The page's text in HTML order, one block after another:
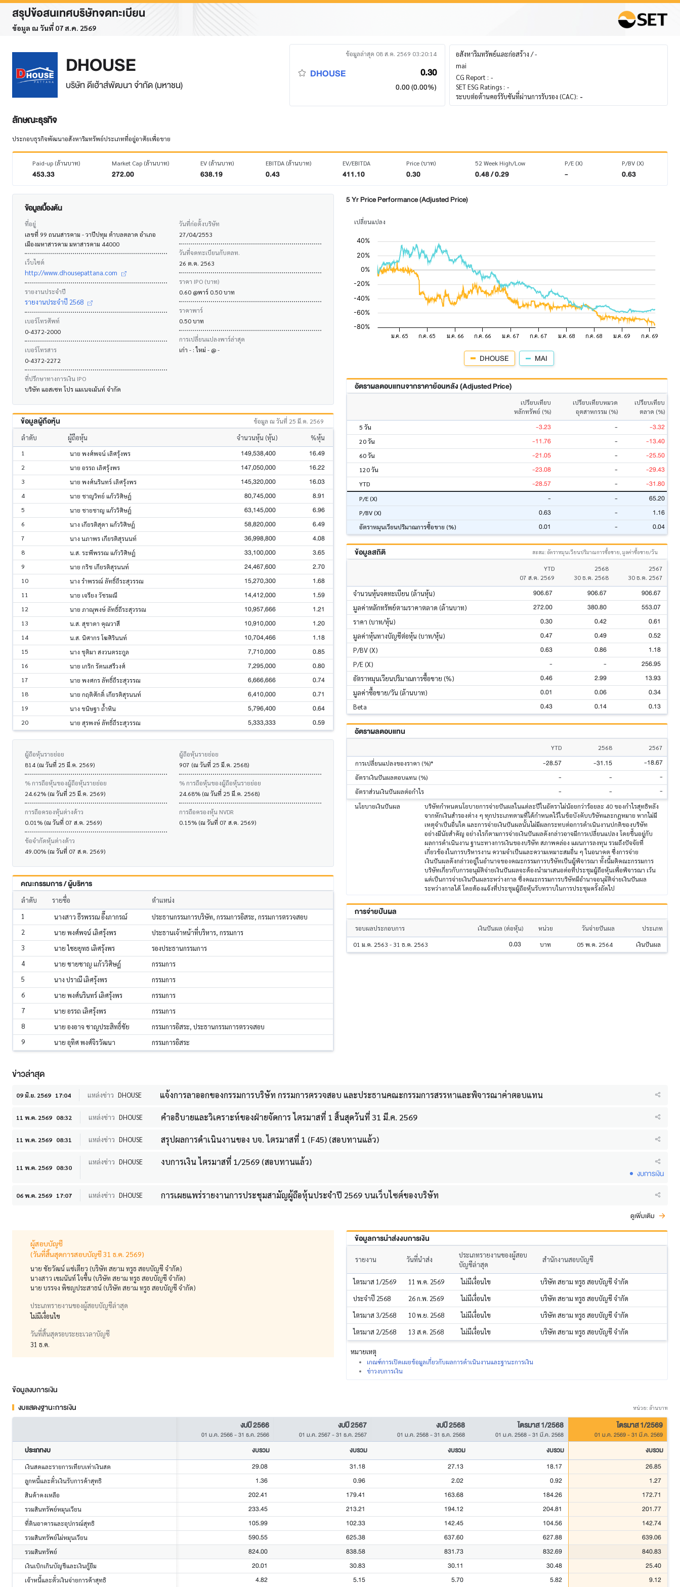
สรุปข้อสนเทศบริษัทจดทะเบียน
ข้อมูล ณ วันที่ 07 ส.ค. 2569
DHOUSE
บริษัท ดีเฮ้าส์พัฒนา จำกัด (มหาชน)
ข้อมูลล่าสุด 08 ส.ค. 2569 03:20:14
DHOUSE 0.30
0.00 (0.00%)
อสังหาริมทรัพย์และก่อสร้าง / -
mai
CG Report : -
SET ESG Ratings : -
ระบบต่อต้านคอร์รับชันที่ผ่านการรับรอง (CAC): -
ลักษณะธุรกิจ
ประกอบธุรกิจพัฒนาอสังหาริมทรัพย์ประเภทที่อยู่อาศัยเพื่อขาย
Paid-up (ล้านบาท)
453.33
Market Cap (ล้านบาท)
272.00
EV (ล้านบาท)
638.19
EBITDA (ล้านบาท)
0.43
EV/EBITDA
411.10
Price (บาท)
0.30
52 Week High/Low
0.48 / 0.29
P/E (X)
-
P/BV (X)
0.63
ข้อมูลเบื้องต้น
ที่อยู่
เลขที่ 99 ถนนสารคาม - วาปีปทุม ตำบลตลาด อำเภอ
เมืองมหาสารคาม มหาสารคาม 44000
เว็บไซต์
http://www.dhousepattana.com
รายงานประจำปี
รายงานประจำปี 2568
เบอร์โทรศัพท์
0-4372-2000
เบอร์โทรสาร
0-4372-2272
ที่ปรึกษาทางการเงิน IPO
บริษัท แอสเซท โปร แมเนจเม้นท์ จำกัด
วันที่ก่อตั้งบริษัท
27/04/2553
วันที่จดทะเบียนกับตลท.
26 ต.ค. 2563
ราคา IPO (บาท)
0.60 @พาร์ 0.50 บาท
ราคาพาร์
0.50 บาท
การเปลี่ยนแปลงพาร์ล่าสุด
เก่า - : ใหม่ - @ -
ข้อมูลผู้ถือหุ้น ข้อมูล ณ วันที่ 25 มี.ค. 2569
ลำดับ ผู้ถือหุ้น จำนวนหุ้น (หุ้น) %หุ้น
1 นาย พงศ์พจน์ เลิศรุ้งพร 149,538,400 16.49
2 นาย อรรถ เลิศรุ้งพร 147,050,000 16.22
3 นาย พงศ์นรินทร์ เลิศรุ้งพร 145,320,000 16.03
4 นาย ชาญวิทย์ แก้ววิศิษฎ์ 80,745,000 8.91
5 นาย ชายชาญ แก้ววิศิษฎ์ 63,145,000 6.96
6 นาง เกียรติสุดา แก้ววิศิษฎ์ 58,820,000 6.49
7 นาง นภาพร เกียรติสุรนนท์ 36,998,800 4.08
8 น.ส. ระพีพรรณ แก้ววิศิษฎ์ 33,100,000 3.65
9 นาย กริช เกียรติสุรนนท์ 24,467,600 2.70
10 นาง รำพรรณ์ ลัทธิ์ถีระสุวรรณ 15,270,300 1.68
11 นาย เจรียง วัชรมณี 14,412,000 1.59
12 นาย ภาณุพงษ์ ลัทธิ์ถีระสุวรรณ 10,957,666 1.21
13 น.ส. สุชาดา คุณวาสี 10,910,000 1.20
14 น.ส. นิศากร โฆศิรินนท์ 10,704,466 1.18
15 นาง ชุติมา สงวนตระกูล 7,710,000 0.85
16 นาย เกริก รัตนเสรีวงศ์ 7,295,000 0.80
17 นาย พงศกร ลัทธิ์ถีระสุวรรณ 6,666,666 0.74
18 นาย กฤติศักดิ์ เกียรติสุรนนท์ 6,410,000 0.71
19 นาง ขนิษฐา ถ้ำหิน 5,796,400 0.64
20 นาย สุรพงษ์ ลัทธิ์ถีระสุวรรณ 5,333,333 0.59
ผู้ถือหุ้นรายย่อย
814 (ณ วันที่ 25 มี.ค. 2569)
% การถือหุ้นของผู้ถือหุ้นรายย่อย
24.62% (ณ วันที่ 25 มี.ค. 2569)
การถือครองหุ้นต่างด้าว
0.01% (ณ วันที่ 07 ส.ค. 2569)
ข้อจำกัดหุ้นต่างด้าว
49.00% (ณ วันที่ 07 ส.ค. 2569)
ผู้ถือหุ้นรายย่อย
907 (ณ วันที่ 25 มี.ค. 2568)
% การถือหุ้นของผู้ถือหุ้นรายย่อย
24.68% (ณ วันที่ 25 มี.ค. 2568)
การถือครองหุ้น NVDR
0.15% (ณ วันที่ 07 ส.ค. 2569)
คณะกรรมการ / ผู้บริหาร
ลำดับ รายชื่อ
ตำแหน่ง
1
นางสาว ธีรพรรณ อึ๊งภากรณ์
ประธานกรรมการบริษัท, กรรมการอิสระ, กรรมการตรวจสอบ
2
นาย พงศ์พจน์ เลิศรุ้งพร
ประธานเจ้าหน้าที่บริหาร, กรรมการ
3
นาย ไชยยุทธ เลิศรุ้งพร
รองประธานกรรมการ
4
นาย ชายชาญ แก้ววิศิษฎ์
กรรมการ
5
นาง ปราณี เลิศรุ้งพร
กรรมการ
6
นาย พงศ์นรินทร์ เลิศรุ้งพร
กรรมการ
7
นาย อรรถ เลิศรุ้งพร
กรรมการ
8
นาย องอาจ ชาญประสิทธิ์ชัย
กรรมการอิสระ, ประธานกรรมการตรวจสอบ
9
นาย อุทิศ พงศ์จิรวัฒนา กรรมการอิสระ
5 Yr Price Performance (Adjusted Price)
เปลี่ยนแปลง
DHOUSE MAI
อัตราผลตอบแทนจากราคาย้อนหลัง (Adjusted Price)
เปรียบเทียบ
หลักทรัพย์ (%)
เปรียบเทียบหมวด
อุตสาหกรรม (%)
เปรียบเทียบ
ตลาด (%)
5 วัน
-3.23 - -3.32
20 วัน -11.76 - -13.40
60 วัน -21.05 - -25.50
120 วัน -23.08 - -29.43
YTD -28.57 - -31.80
P/E (X) - - 65.20
P/BV (X) 0.63 - 1.16
อัตราหมุนเวียนปริมาณการซื้อขาย (%) 0.01 - 0.04
ข้อมูลสถิติ สะสม: อัตราหมุนเวียนปริมาณการซื้อขาย, มูลค่าซื้อขาย/วัน
YTD
07 ส.ค. 2569
2568
30 ธ.ค. 2568
2567
30 ธ.ค. 2567
จำนวนหุ้นจดทะเบียน (ล้านหุ้น) 906.67 906.67 906.67
มูลค่าหลักทรัพย์ตามราคาตลาด (ล้านบาท) 272.00 380.80 553.07
ราคา (บาท/หุ้น) 0.30 0.42 0.61
มูลค่าหุ้นทางบัญชีต่อหุ้น (บาท/หุ้น) 0.47 0.49 0.52
P/BV (X) 0.63 0.86 1.18
P/E (X) - - 256.95
อัตราหมุนเวียนปริมาณการซื้อขาย (%) 0.46 2.99 13.93
มูลค่าซื้อขาย/วัน (ล้านบาท) 0.01 0.06 0.34
Beta 0.43 0.14 0.13
อัตราผลตอบแทน
YTD 2568
2567
การเปลี่ยนแปลงของราคา (%)*
-28.57 -31.15 -18.67
อัตราเงินปันผลตอบแทน (%) - - -
อัตราส่วนเงินปันผลต่อกำไร - - -
นโยบายเงินปันผล
บริษัทกำหนดนโยบายการจ่ายปันผลในแต่ละปีในอัตราไม่น้อยกว่าร้อยละ 40 ของกำไรสุทธิหลัง
จากหักเงินสำรองต่าง ๆ ทุกประเภทตามที่ได้กำหนดไว้ในข้อบังคับบริษัทและกฎหมาย หากไม่มี
เหตุจำเป็นอื่นใด และการจ่ายเงินปันผลนั้นไม่มีผลกระทบต่อการดำเนินงานปกติของบริษัท
อย่างมีนัยสำคัญ อย่างไรก็ตามการจ่ายเงินปันผลดังกล่าวอาจมีการเปลี่ยนแปลง โดยขึ้นอยู่กับ
ผลการดำเนินงาน ฐานะทางการเงินของบริษัท สภาพคล่อง แผนการลงทุน รวมถึงปัจจัยที่
เกี่ยวข้องในการบริหารงาน ความจำเป็นและความเหมาะสมอื่น ๆ ในอนาคต ซึ่งการจ่าย
เงินปันผลดังกล่าวอยู่ในอำนาจของคณะกรรมการบริษัทเป็นผู้พิจารณา ทั้งนี้มติคณะกรรมการ
บริษัทเกี่ยวกับการอนุมัติจ่ายเงินปันผลจะต้องนำมาเสนอต่อที่ประชุมผู้ถือหุ้นเพื่อพิจารณา เว้น
แต่เป็นการจ่ายเงินปันผลระหว่างกาล ซึ่งคณะกรรมการบริษัทมีอำนาจอนุมัติจ่ายเงินปันผล
ระหว่างกาลได้ โดยต้องแจ้งที่ประชุมผู้ถือหุ้นรับทราบในการประชุมครั้งถัดไป
การจ่ายปันผล
รอบผลประกอบการ เงินปันผล (ต่อหุ้น) หน่วย วันจ่ายปันผล
ประเภท
01 ม.ค. 2563 - 31 ธ.ค. 2563
0.03 บาท 05 พ.ค. 2564 เงินปันผล
ข่าวล่าสุด
09 มิ.ย. 2569 17:04 แหล่งข่าว DHOUSE แจ้งการลาออกของกรรมการบริษัท กรรมการตรวจสอบ และประธานคณะกรรมการสรรหาและพิจารณาค่าตอบแทน
11 พ.ค. 2569 08:32 แหล่งข่าว DHOUSE คำอธิบายและวิเคราะห์ของฝ่ายจัดการ ไตรมาสที่ 1 สิ้นสุดวันที่ 31 มี.ค. 2569
11 พ.ค. 2569 08:31 แหล่งข่าว DHOUSE สรุปผลการดำเนินงานของ บจ. ไตรมาสที่ 1 (F45) (สอบทานแล้ว)
11 พ.ค. 2569 08:30
แหล่งข่าว DHOUSE งบการเงิน ไตรมาสที่ 1/2569 (สอบทานแล้ว)
งบการเงิน
06 พ.ค. 2569 17:07 แหล่งข่าว DHOUSE การเผยแพร่รายงานการประชุมสามัญผู้ถือหุ้นประจำปี 2569 บนเว็บไซต์ของบริษัท
ดูเพิ่มเติม
ผู้สอบบัญชี
(วันที่สิ้นสุดการสอบบัญชี 31 ธ.ค. 2569)
นาย ชัยวัฒน์ แซ่เตียว (บริษัท สยาม ทรูธ สอบบัญชี จำกัด)
นางสาว เขมนันท์ ใจชื้น (บริษัท สยาม ทรูธ สอบบัญชี จำกัด)
นาย บรรจง พิชญประสาธน์ (บริษัท สยาม ทรูธ สอบบัญชี จำกัด)
ประเภทรายงานของผู้สอบบัญชีล่าสุด
ไม่มีเงื่อนไข
วันที่สิ้นสุดรอบระยะเวลาบัญชี
31 ธ.ค.
ข้อมูลการนำส่งงบการเงิน
รายงาน วันที่นำส่ง
ประเภทรายงานของผู้สอบ
บัญชีล่าสุด
สำนักงานสอบบัญชี
ไตรมาส 1/2569 11 พ.ค. 2569 ไม่มีเงื่อนไข
บริษัท สยาม ทรูธ สอบบัญชี จำกัด
ประจำปี 2568
26 ก.พ. 2569 ไม่มีเงื่อนไข
บริษัท สยาม ทรูธ สอบบัญชี จำกัด
ไตรมาส 3/2568
10 พ.ย. 2568 ไม่มีเงื่อนไข
บริษัท สยาม ทรูธ สอบบัญชี จำกัด
ไตรมาส 2/2568
13 ส.ค. 2568 ไม่มีเงื่อนไข บริษัท สยาม ทรูธ สอบบัญชี จำกัด
หมายเหตุ
เกณฑ์การเปิดเผยข้อมูลเกี่ยวกับผลการดำเนินงานและฐานะการเงิน
ข่าวงบการเงิน
ข้อมูลงบการเงิน
งบแสดงฐานะการเงิน
หน่วย: ล้านบาท
งบปี 2566
01 ม.ค. 2566-31 ธ.ค. 2566
งบปี 2567
01 ม.ค. 2567-31 ธ.ค. 2567
งบปี 2568
01 ม.ค. 2568-31 ธ.ค. 2568
ไตรมาส 1/2568
01 ม.ค. 2568-31 มี.ค. 2568
ไตรมาส 1/2569
01 ม.ค. 2569-31 มี.ค. 2569
ประเภทงบ งบรวม งบรวม งบรวม งบรวม งบรวม
เงินสดและรายการเทียบเท่าเงินสด 29.08 31.18 27.13 18.17 26.85
ลูกหนี้และตั๋วเงินรับการค้าสุทธิ 1.36 0.96 2.02 0.92 1.27
สินค้าคงเหลือ 202.41 179.41 163.68 184.26 172.71
รวมสินทรัพย์หมุนเวียน 233.45 213.21 194.12 204.81 201.77
ที่ดินอาคารและอุปกรณ์สุทธิ 105.99 102.33 142.45 104.56 142.74
รวมสินทรัพย์ไม่หมุนเวียน 590.55 625.38 637.60 627.88 639.06
รวมสินทรัพย์ 824.00 838.58 831.73 832.69 840.83
เงินเบิกเกินบัญชีและเงินกู้ยืม 20.01 30.83 30.11 30.48 25.40
เจ้าหนี้และตั๋วเงินจ่ายการค้าสุทธิ 4.82 5.15 5.70 5.82 9.12